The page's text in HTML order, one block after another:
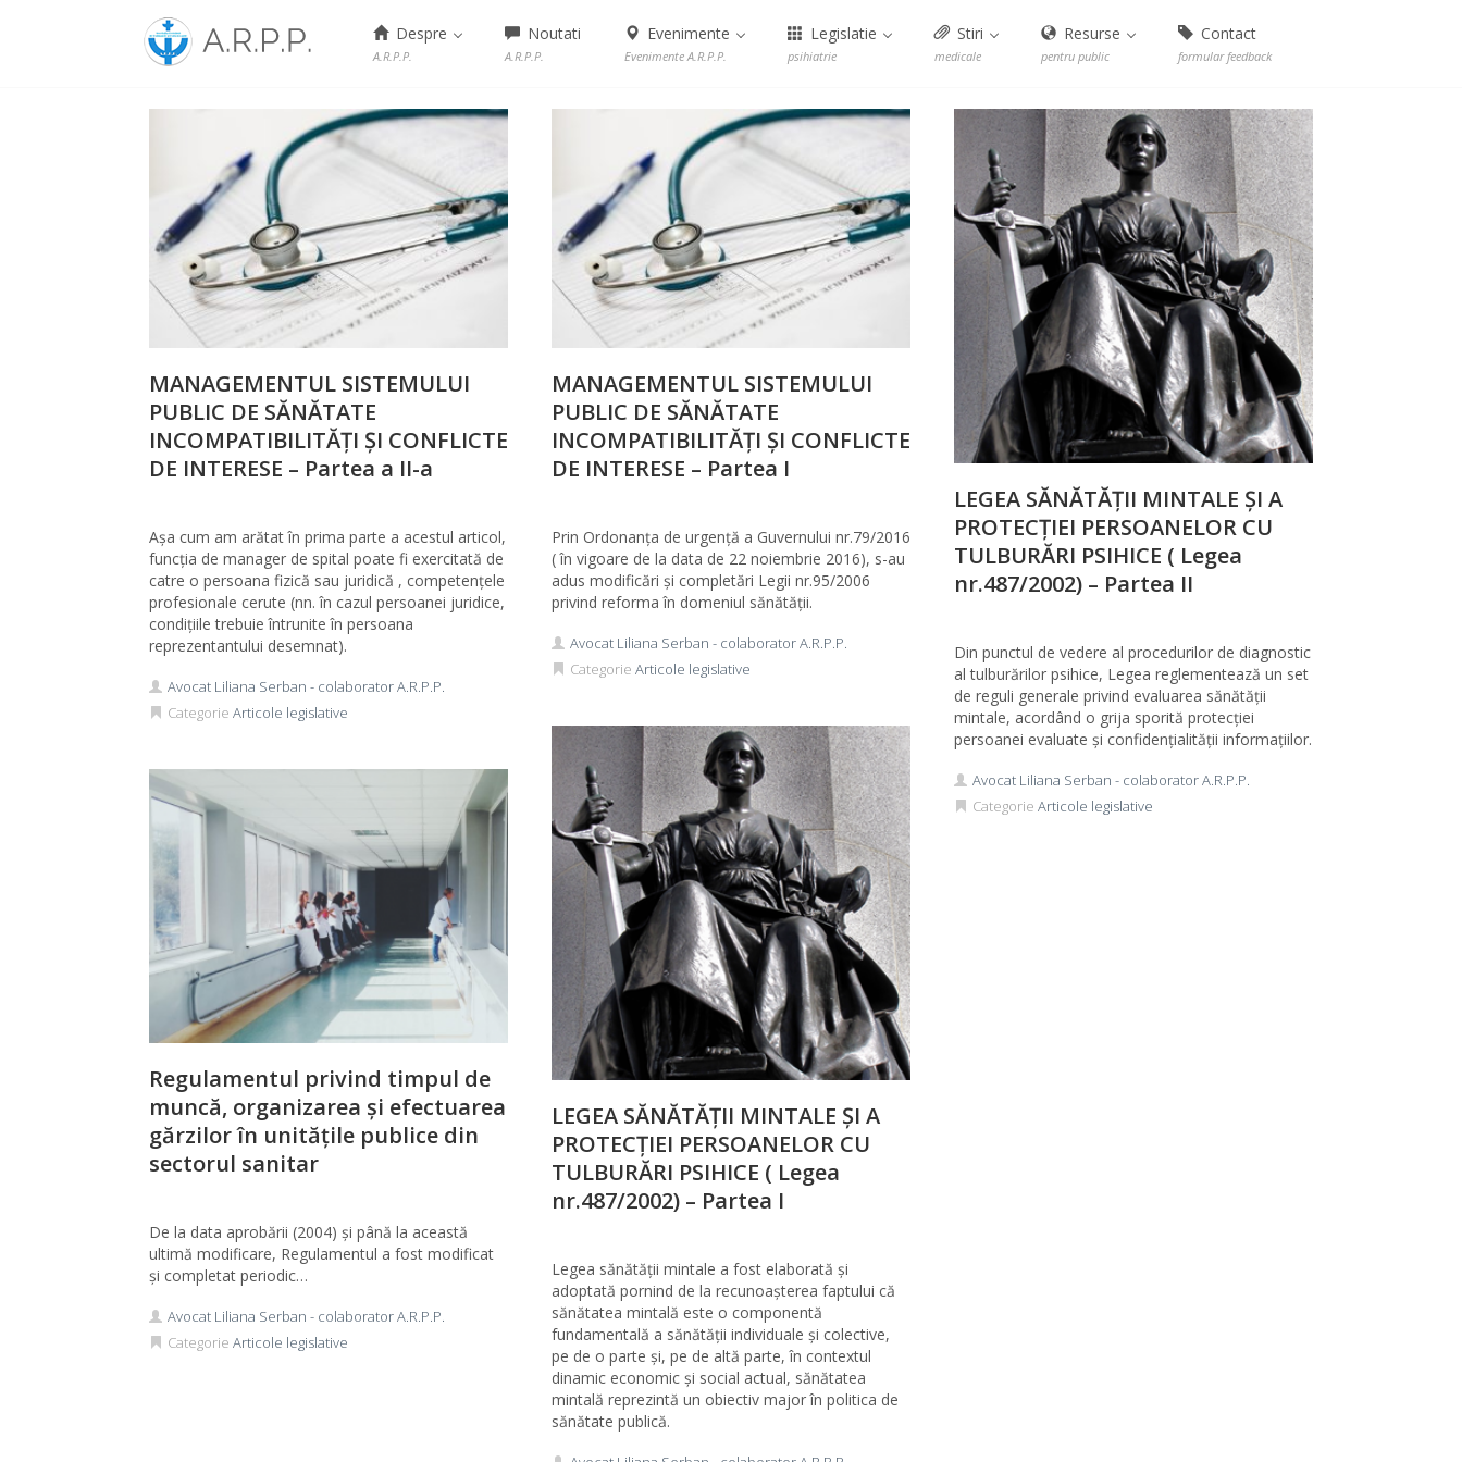
Menu Despre
A.R.P.P.
Noutati
A.R.P.P.
Evenimente
Evenimente A.R.P.P.
Legislatie
psihiatrie
Stiri
medicale
Resurse
pentru public
Contact
formular feedback
MANAGEMENTUL SISTEMULUI
PUBLIC DE SĂNĂTATE
INCOMPATIBILITĂȚI ȘI CONFLICTE
DE INTERESE – Partea a II-a
Așa cum am arătat în prima parte a acestul articol,
funcția de manager de spital poate fi exercitată de
catre o persoana fizică sau juridică , competențele
profesionale cerute (nn. în cazul persoanei juridice,
condițiile trebuie întrunite în persoana
reprezentantului desemnat).
Avocat Liliana Serban - colaborator A.R.P.P.
Categorie Articole legislative
MANAGEMENTUL SISTEMULUI
PUBLIC DE SĂNĂTATE
INCOMPATIBILITĂȚI ȘI CONFLICTE
DE INTERESE – Partea I
Prin Ordonanța de urgență a Guvernului nr.79/2016
( în vigoare de la data de 22 noiembrie 2016), s-au
adus modificări și completări Legii nr.95/2006
privind reforma în domeniul sănătății.
Avocat Liliana Serban - colaborator A.R.P.P.
Categorie Articole legislative
LEGEA SĂNĂTĂȚII MINTALE ȘI A
PROTECȚIEI PERSOANELOR CU
TULBURĂRI PSIHICE ( Legea
nr.487/2002) – Partea II
Din punctul de vedere al procedurilor de diagnostic
al tulburărilor psihice, Legea reglementează un set
de reguli generale privind evaluarea sănătății
mintale, acordând o grija sporită protecției
persoanei evaluate și confidențialității informațiilor.
Avocat Liliana Serban - colaborator A.R.P.P.
Categorie Articole legislative
LEGEA SĂNĂTĂȚII MINTALE ȘI A
PROTECȚIEI PERSOANELOR CU
TULBURĂRI PSIHICE ( Legea
nr.487/2002) – Partea I
Legea sănătății mintale a fost elaborată și
adoptată pornind de la recunoașterea faptului că
sănătatea mintală este o componentă
fundamentală a sănătății individuale și colective,
pe de o parte și, pe de altă parte, în contextul
dinamic economic și social actual, sănătatea
mintală reprezintă un obiectiv major în politica de
sănătate publică.
Regulamentul privind timpul de
muncă, organizarea și efectuarea
gărzilor în unitățile publice din
sectorul sanitar
De la data aprobării (2004) și până la această
ultimă modificare, Regulamentul a fost modificat
și completat periodic…
Avocat Liliana Serban - colaborator A.R.P.P.
Categorie Articole legislative